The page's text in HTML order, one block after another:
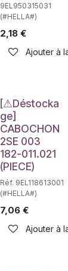
9EL950315031
(#HELLA#)
2,18 €
Ajouter à
Déstockage
[⚠Déstocka
ge]
CABOCHON
2SE 003
182-011.021
(PIECE)
Réf. 9EL118613001
(#HELLA#)
7,06 €
Ajouter à